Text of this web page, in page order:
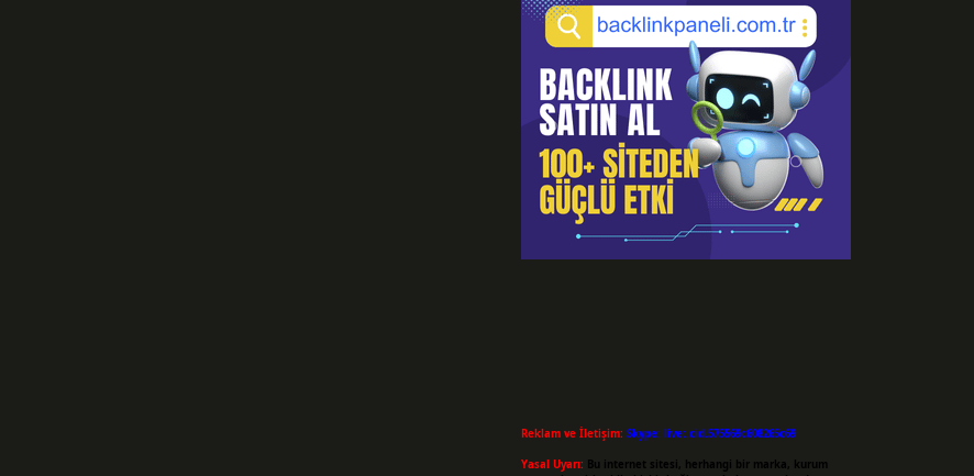
Reklam ve İletişim: Skype: live:.cid.575569c608265c69
Yasal Uyarı: Bu internet sitesi, herhangi bir marka, kurum